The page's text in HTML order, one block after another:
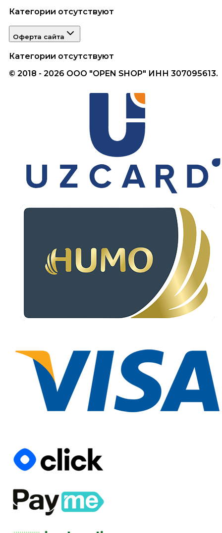
Категории отсутствуют
Оферта сайта
Категории отсутствуют
© 2018 - 2026 ООО "OPEN SHOP" ИНН 307095613.